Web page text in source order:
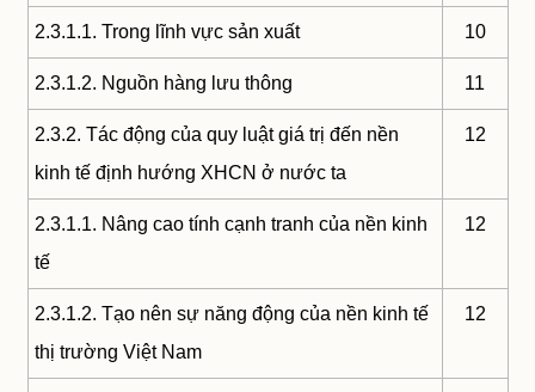
2.3.1.1. Trong lĩnh vực sản xuất 10
2.3.1.2. Nguồn hàng lưu thông 11
2.3.2. Tác động của quy luật giá trị đến nền
kinh tế định hướng XHCN ở nước ta
12
2.3.1.1. Nâng cao tính cạnh tranh của nền kinh
tế
12
2.3.1.2. Tạo nên sự năng động của nền kinh tế
thị trường Việt Nam
12